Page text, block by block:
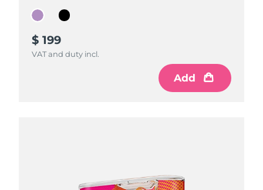
$ 199
VAT and duty incl.
Add
$ 199
VAT and duty incl.
Add